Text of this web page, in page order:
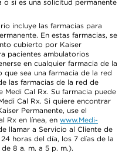
o si es una solicitud permanente
incluye las farmacias para
En estas farmacias, se
cubierto por Kaiser
pacientes ambulatorios
en cualquier farmacia de la
que sea una farmacia de la red
las farmacias de la red de
Medi Cal Rx. Su farmacia puede
Cal Rx. Si quiere encontrar
Permanente, use el
Rx en línea, en www.Medi-
llamar a Servicio al Cliente de
horas del día, los 7 días de la
8 a. m. a 5 p. m.).